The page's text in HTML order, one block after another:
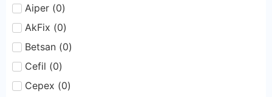
Aiper (0)
AkFix (0)
Betsan (0)
Cefil (0)
Cepex (0)